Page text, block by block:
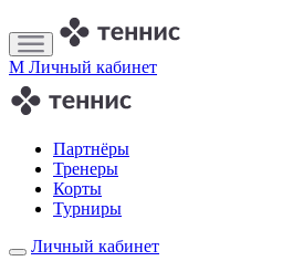
M Личный кабинет
Партнёры
Тренеры
Корты
Турниры
Личный кабинет